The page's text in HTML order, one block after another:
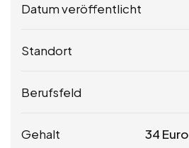
Datum veröffentlicht
Standort
Berufsfeld
Gehalt 34 Euro